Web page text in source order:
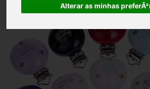
Alterar as minhas